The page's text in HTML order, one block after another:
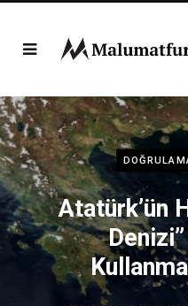
Atatürk’ün